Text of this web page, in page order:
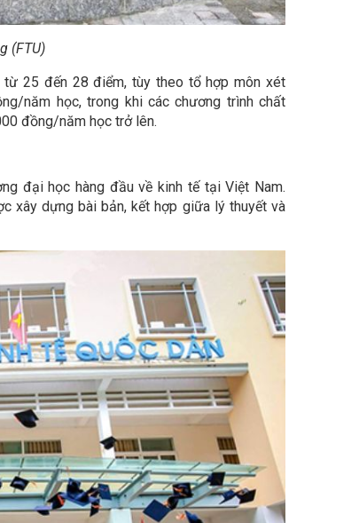
(FTU)
25 đến 28 điểm, tùy theo tổ hợp môn xét
năm học, trong khi các chương trình chất
đồng/năm học trở lên.
đại học hàng đầu về kinh tế tại Việt Nam.
xây dựng bài bản, kết hợp giữa lý thuyết và